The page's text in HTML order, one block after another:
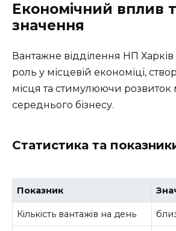
Економічний вплив
значення
Вантажне відділення НП
роль у місцевій економіці,
місця та стимулюючи розвиток
середнього бізнесу.
Статистика та
Показник
Кількість вантажів на день